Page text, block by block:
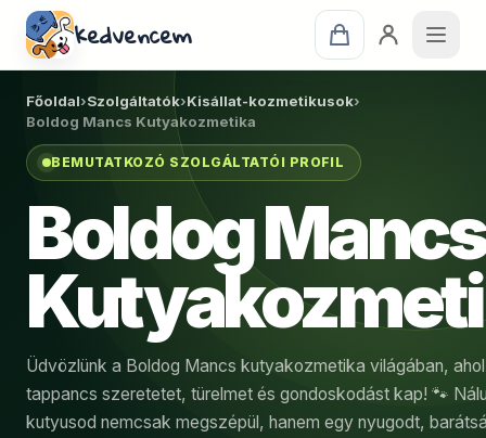
kedvencem
Főoldal›Szolgáltatók›Kisállat-kozmetikusok›
Boldog Mancs Kutyakozmetika
BEMUTATKOZÓ SZOLGÁLTATÓI PROFIL
Boldog Mancs
Üdvözlünk a Boldog Mancs kutyakozmetika világában,
tappancs szeretetet, türelmet és gondoskodást kap! 🐾
kutyusod nemcsak megszépül, hanem egy nyugodt,